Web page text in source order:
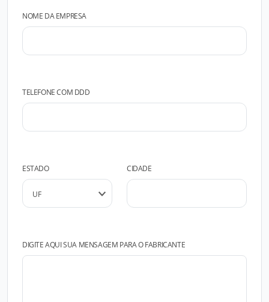
NOME DA EMPRESA
TELEFONE COM DDD
ESTADO CIDADE
DIGITE AQUI SUA MENSAGEM PARA O FABRICANTE